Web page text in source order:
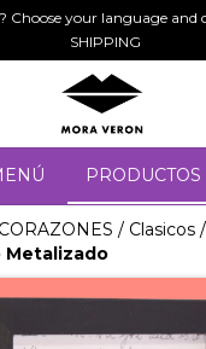
Choose your language and
SHIPPING
PRODUCTOS
CORAZONES / Clasicos /
Metalizado